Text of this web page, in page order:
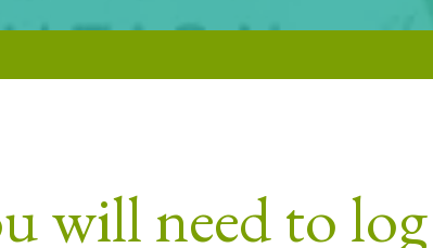
will need to